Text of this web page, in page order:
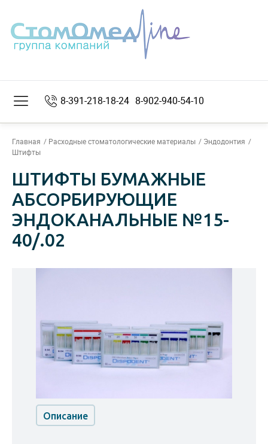
8-391-218-18-24 8-902-940-54-10
Главная Расходные стоматологические материалы
Эндодонтия
Штифты
ШТИФТЫ БУМАЖНЫЕ
АБСОРБИРУЮЩИЕ
ЭНДОКАНАЛЬНЫЕ №15-
40/.02
Описание